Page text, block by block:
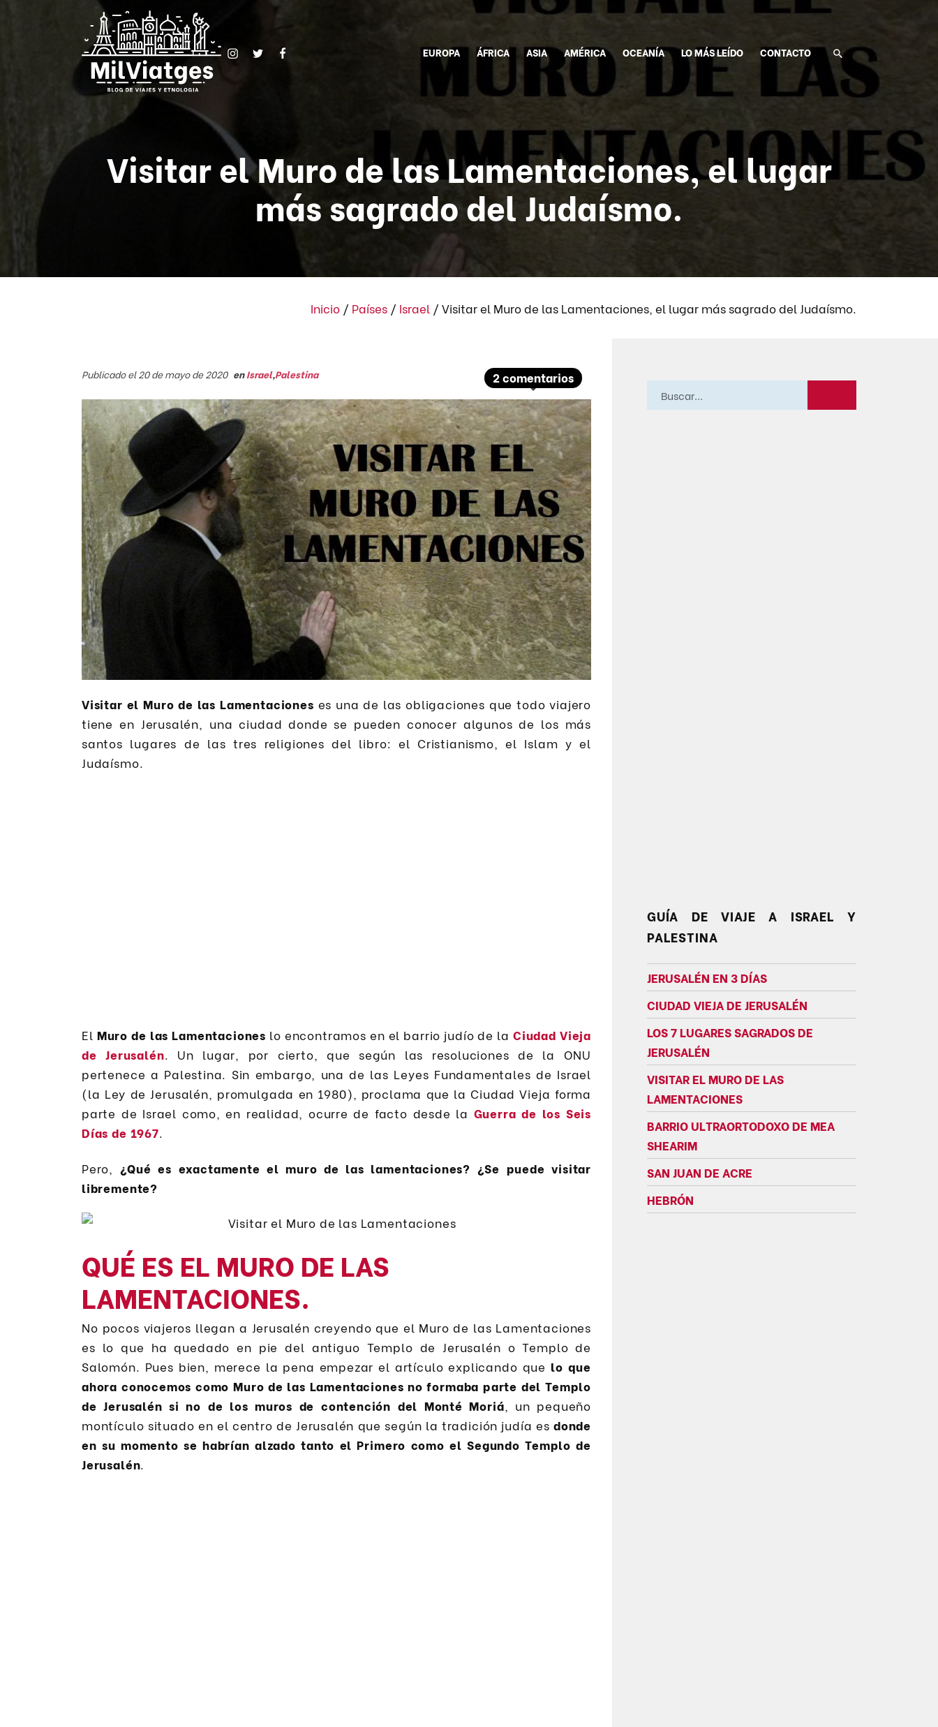
EUROPA ÁFRICA ASIA AMÉRICA OCEANÍA LO MÁS LEÍDO CONTACTO
Visitar el Muro de las Lamentaciones, el lugar
más sagrado del Judaísmo.
Inicio / Países / Israel / Visitar el Muro de las Lamentaciones, el lugar más sagrado del Judaísmo.
2 comentarios
Publicado el 20 de mayo de 2020 enIsrael,Palestina
Visitar el Muro de las Lamentaciones es una de las obligaciones que todo viajero
tiene en Jerusalén, una ciudad donde se pueden conocer algunos de los más
santos lugares de las tres religiones del libro: el Cristianismo, el Islam y el
Judaísmo.
El Muro de las Lamentaciones lo encontramos en el barrio judío de la Ciudad Vieja
de Jerusalén. Un lugar, por cierto, que según las resoluciones de la ONU
pertenece a Palestina. Sin embargo, una de las Leyes Fundamentales de Israel
(la Ley de Jerusalén, promulgada en 1980), proclama que la Ciudad Vieja forma
parte de Israel como, en realidad, ocurre de facto desde la Guerra de los Seis
Días de 1967.
Pero, ¿Qué es exactamente el muro de las lamentaciones? ¿Se puede visitar
libremente?
QUÉ ES EL MURO DE LAS
LAMENTACIONES.
No pocos viajeros llegan a Jerusalén creyendo que el Muro de las Lamentaciones
es lo que ha quedado en pie del antiguo Templo de Jerusalén o Templo de
Salomón. Pues bien, merece la pena empezar el artículo explicando que lo que
ahora conocemos como Muro de las Lamentaciones no formaba parte del Templo
de Jerusalén si no de los muros de contención del Monté Moriá, un pequeño
montículo situado en el centro de Jerusalén que según la tradición judía es donde
en su momento se habrían alzado tanto el Primero como el Segundo Templo de
Jerusalén.
GUÍA DE VIAJE A ISRAEL Y
PALESTINA
JERUSALÉN EN 3 DÍAS
CIUDAD VIEJA DE JERUSALÉN
LOS 7 LUGARES SAGRADOS DE
JERUSALÉN
VISITAR EL MURO DE LAS
LAMENTACIONES
BARRIO ULTRAORTODOXO DE MEA
SHEARIM
SAN JUAN DE ACRE
HEBRÓN